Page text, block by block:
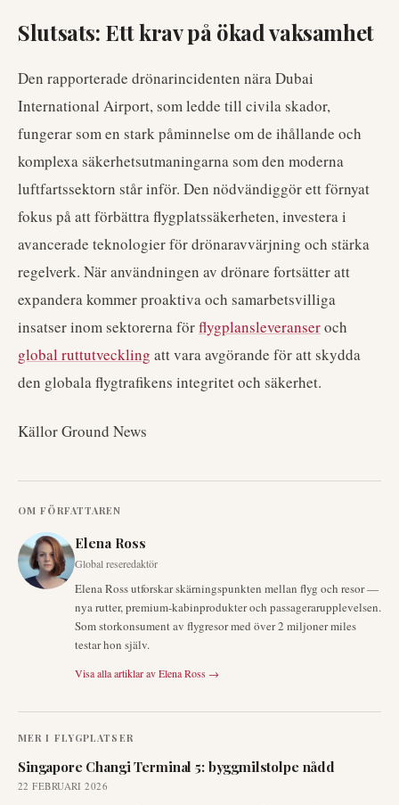
Slutsats: Ett krav på ökad vaksamhet
Den rapporterade drönarincidenten nära Dubai
International Airport, som ledde till civila skador,
fungerar som en stark påminnelse om de ihållande och
komplexa säkerhetsutmaningarna som den moderna
luftfartssektorn står inför. Den nödvändiggör ett förnyat
fokus på att förbättra flygplatssäkerheten, investera i
avancerade teknologier för drönaravvärjning och stärka
regelverk. När användningen av drönare fortsätter att
expandera kommer proaktiva och samarbetsvilliga
insatser inom sektorerna förflygplansleveranseroch
global ruttutveckling att vara avgörande för att skydda
den globala flygtrafikens integritet och säkerhet.
Källor Ground News
OM FÖRFATTAREN
Elena Ross
Global reseredaktör
Elena Ross utforskar skärningspunkten mellan flyg och resor —
nya rutter, premium-kabinprodukter och passagerarupplevelsen.
Som storkonsument av flygresor med över 2 miljoner miles
testar hon själv.
Visa alla artiklar avElena Ross →
MER I FLYGPLATSER
Singapore Changi Terminal 5: byggmilstolpe nådd
22 FEBRUARI 2026